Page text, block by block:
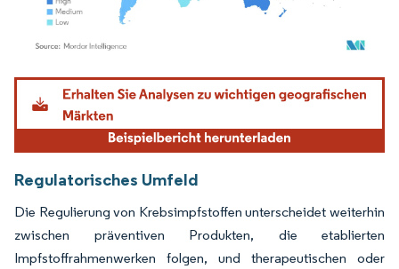
Bild © Mordor Intelligence. Wiederverwendung erfordert Namensnennung gemäß
Regulatorisches Umfeld
Die Regulierung von Krebsimpfstoffen unterscheidet weiterhin
zwischen präventiven Produkten, die etablierten
Impfstoffrahmenwerken folgen, und therapeutischen oder